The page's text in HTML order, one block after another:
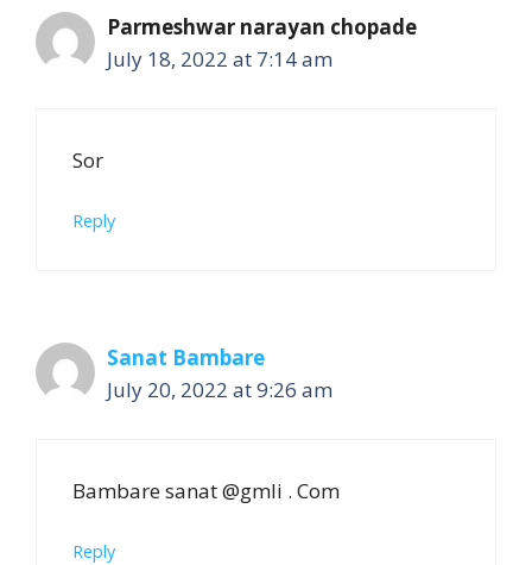
Parmeshwar narayan chopade
July 18, 2022 at 7:14 am
Sor
Reply
Sanat Bambare
July 20, 2022 at 9:26 am
Bambare sanat @gmli . Com
Reply